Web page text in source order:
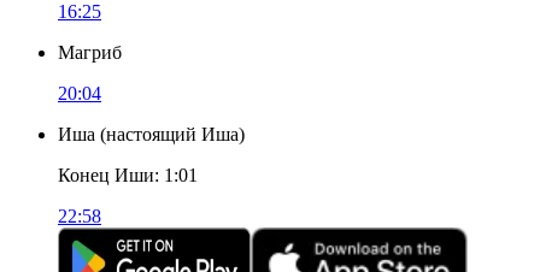
16:25
Магриб
20:04
Иша (настоящий Иша)
Конец Иши: 1:01
22:58